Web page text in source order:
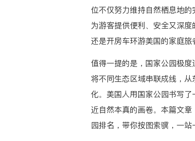
位不仅努力维持自然栖息地
为游客提供便利、安全又深
还是开房车环游美国的家庭旅
值得一提的是，国家公园极
将不同生态区域串联成线，
化。美国人用国家公园书写
近自然本真的画卷。本篇文
园排名，带你按图索骥，一站